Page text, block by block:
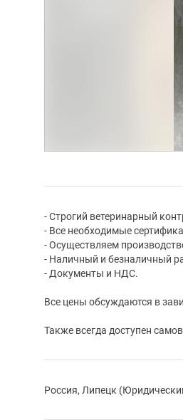
- Строгий ветеринарный
- Все необходимые
- Осуществляем
- Наличный и безналичный
- Документы и НДС.
Все цены обсуждаются в
Также всегда доступен
Россия, Липецк